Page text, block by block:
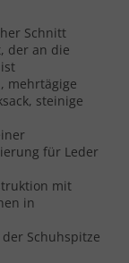
Schnitt
der an die
mehrtägige
steinige
für Leder
mit
in
Schuhspitze